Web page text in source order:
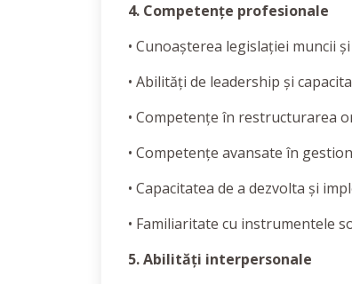
4. Competențe profesionale
• Cunoașterea legislației muncii
• Abilități de leadership și
• Competențe în restructurarea
• Competențe avansate în
• Capacitatea de a dezvolta și
• Familiaritate cu instrumentele
5. Abilități interpersonale